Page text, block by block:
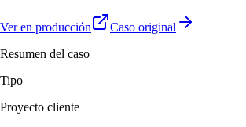
Ver en producción
Caso original
Resumen del caso
Tipo
Proyecto cliente